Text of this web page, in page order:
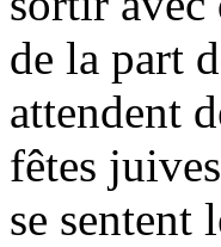
de la part
attendent
fêtes
se sentent